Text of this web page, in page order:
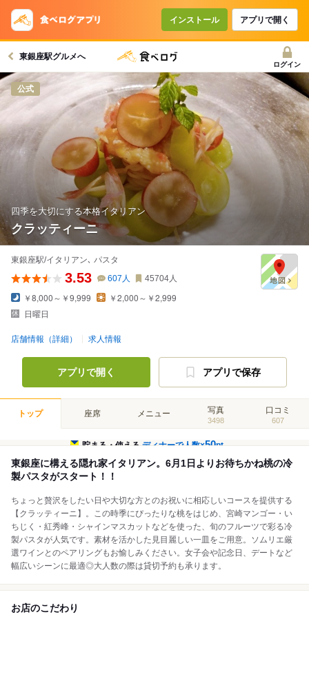
インストール アプリで開く
東銀座駅グルメへ
ログイン
公式
四季を大切にする本格イタリアン
クラッティーニ
東銀座駅/イタリアン､ パスタ
3.53 607 人 45704人
￥8,000～￥9,999
￥2,000～￥2,999
日曜日
店舗情報（詳細） 求人情報
アプリで開く アプリで保存
トップ 座席 メニュー 写真
3498
口コミ
607
貯まる・使えるディナーで人数×50pt
東銀座に構える隠れ家イタリアン。6月1日よりお待ちかね桃の冷
製パスタがスタート！！
ちょっと贅沢をしたい日や大切な方とのお祝いに相応しいコースを提供する
【クラッティーニ】。この時季にぴったりな桃をはじめ、宮崎マンゴー・い
ちじく・紅秀峰・シャインマスカットなどを使った、旬のフルーツで彩る冷
製パスタが人気です。素材を活かした見目麗しい一皿をご用意。ソムリエ厳
選ワインとのペアリングもお愉しみください。女子会や記念日、デートなど
幅広いシーンに最適◎大人数の際は貸切予約も承ります。
お店のこだわり